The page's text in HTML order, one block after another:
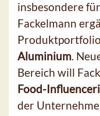
insbesondere
Fackelmann
Aluminium.
Bereich will
Food-
der